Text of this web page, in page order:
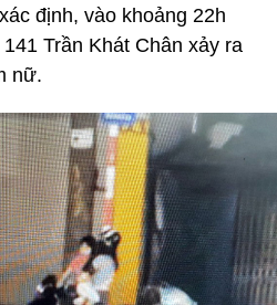
định, vào khoảng 22h
Trần Khát Chân xảy ra
nữ.